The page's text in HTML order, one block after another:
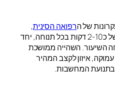
של הרפואה הסינית,
בתרגול זו יש שהייה ארוכה של כ2-10 דקות בכל תנוחה, יחד
השיעור. השהייה ממושכת
איזון לקצב המהיר
בתנועת המחשבות.